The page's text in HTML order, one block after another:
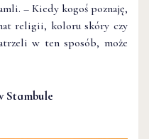
– Kiedy kogoś poznaję,
religii, koloru skóry czy
w ten sposób, może
Stambule